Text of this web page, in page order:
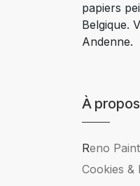
papiers
Belgique.
Andenne.
À propos
Reno
Cookies &